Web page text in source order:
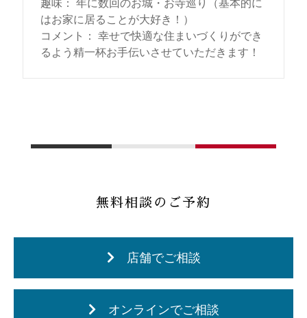
趣味 ：
年に数回のお城・お寺巡り（基本的に
はお家に居ることが大好き！）
コメント
：
幸せで快適な住まいづくりができ
るよう精一杯お手伝いさせていただきます！
無料相談のご予約
店舗でご相談
オンラインでご相談